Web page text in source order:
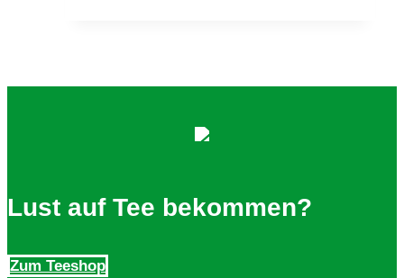
der
Lust auf Tee bekommen?
Zum Teeshop